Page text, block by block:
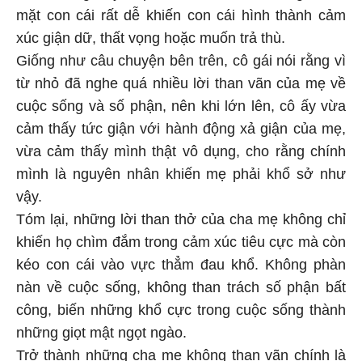
mặt con cái rất dễ khiến con cái hình thành cảm
xúc giận dữ, thất vọng hoặc muốn trả thù.
Giống như câu chuyện bên trên, cô gái nói rằng vì
từ nhỏ đã nghe quá nhiều lời than vãn của mẹ về
cuộc sống và số phận, nên khi lớn lên, cô ấy vừa
cảm thấy tức giận với hành động xả giận của mẹ,
vừa cảm thấy mình thật vô dụng, cho rằng chính
mình là nguyên nhân khiến mẹ phải khổ sở như
vậy.
Tóm lại, những lời than thở của cha mẹ không chỉ
khiến họ chìm đắm trong cảm xúc tiêu cực mà còn
kéo con cái vào vực thẳm đau khổ. Không phàn
nàn về cuộc sống, không than trách số phận bất
công, biến những khổ cực trong cuộc sống thành
những giọt mật ngọt ngào.
Trở thành những cha mẹ không than vãn chính là